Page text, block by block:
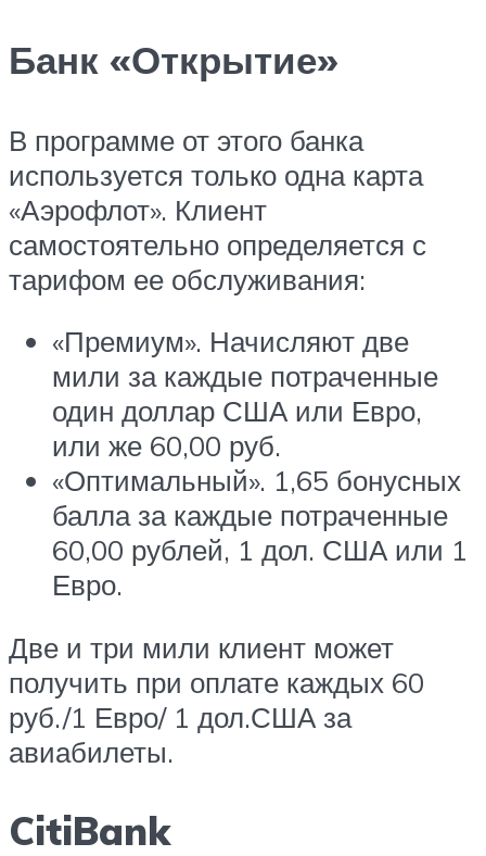
Банк «Открытие»
В программе от этого банка
используется только одна карта
«Аэрофлот». Клиент
самостоятельно определяется с
тарифом ее обслуживания:
«Премиум». Начисляют две
мили за каждые потраченные
один доллар США или Евро,
или же 60,00 руб.
«Оптимальный». 1,65 бонусных
балла за каждые потраченные
60,00 рублей, 1 дол. США или 1
Евро.
Две и три мили клиент может
получить при оплате каждых 60
руб./1 Евро/ 1 дол.США за
авиабилеты.
CitiBank